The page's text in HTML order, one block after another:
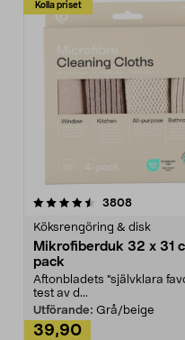
Kolla priset
3808
Köksrengöring & disk
Mikrofiberduk 32 x 31
pack
Aftonbladets "självklara
test av d...
Utförande: Grå/beige
39,90
4.0av 5 stjärnor